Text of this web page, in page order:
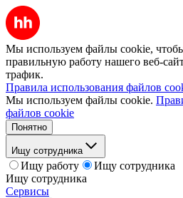
Мы используем файлы cookie,
правильную работу нашего веб-
трафик.
Правила использования файлов
Мы используем файлы cookie.
файлов cookie
Понятно
Ищу сотрудника
Ищу работу
Ищу сотрудника
Ищу сотрудника
Сервисы